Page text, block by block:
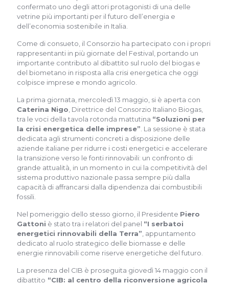
confermato uno degli attori protagonisti di una delle
vetrine più importanti per il futuro dell’energia e
dell’economia sostenibile in Italia.
Come di consueto, il Consorzio ha partecipato con i propri
rappresentanti in più giornate del Festival, portando un
importante contributo al dibattito sul ruolo del biogas e
del biometano in risposta alla crisi energetica che oggi
colpisce imprese e mondo agricolo.
La prima giornata, mercoledì 13 maggio, si è aperta con
Caterina Nigo, Direttrice del Consorzio Italiano Biogas,
tra le voci della tavola rotonda mattutina “Soluzioni per
la crisi energetica delle imprese”. La sessione è stata
dedicata agli strumenti concreti a disposizione delle
aziende italiane per ridurre i costi energetici e accelerare
la transizione verso le fonti rinnovabili: un confronto di
grande attualità, in un momento in cui la competitività del
sistema produttivo nazionale passa sempre più dalla
capacità di affrancarsi dalla dipendenza dai combustibili
fossili.
Nel pomeriggio dello stesso giorno, il Presidente Piero
Gattoni è stato tra i relatori del panel “I serbatoi
energetici rinnovabili della Terra”, appuntamento
dedicato al ruolo strategico delle biomasse e delle
energie rinnovabili come riserve energetiche del futuro.
La presenza del CIB è proseguita giovedì 14 maggio con il
dibattito “CIB: al centro della riconversione agricola